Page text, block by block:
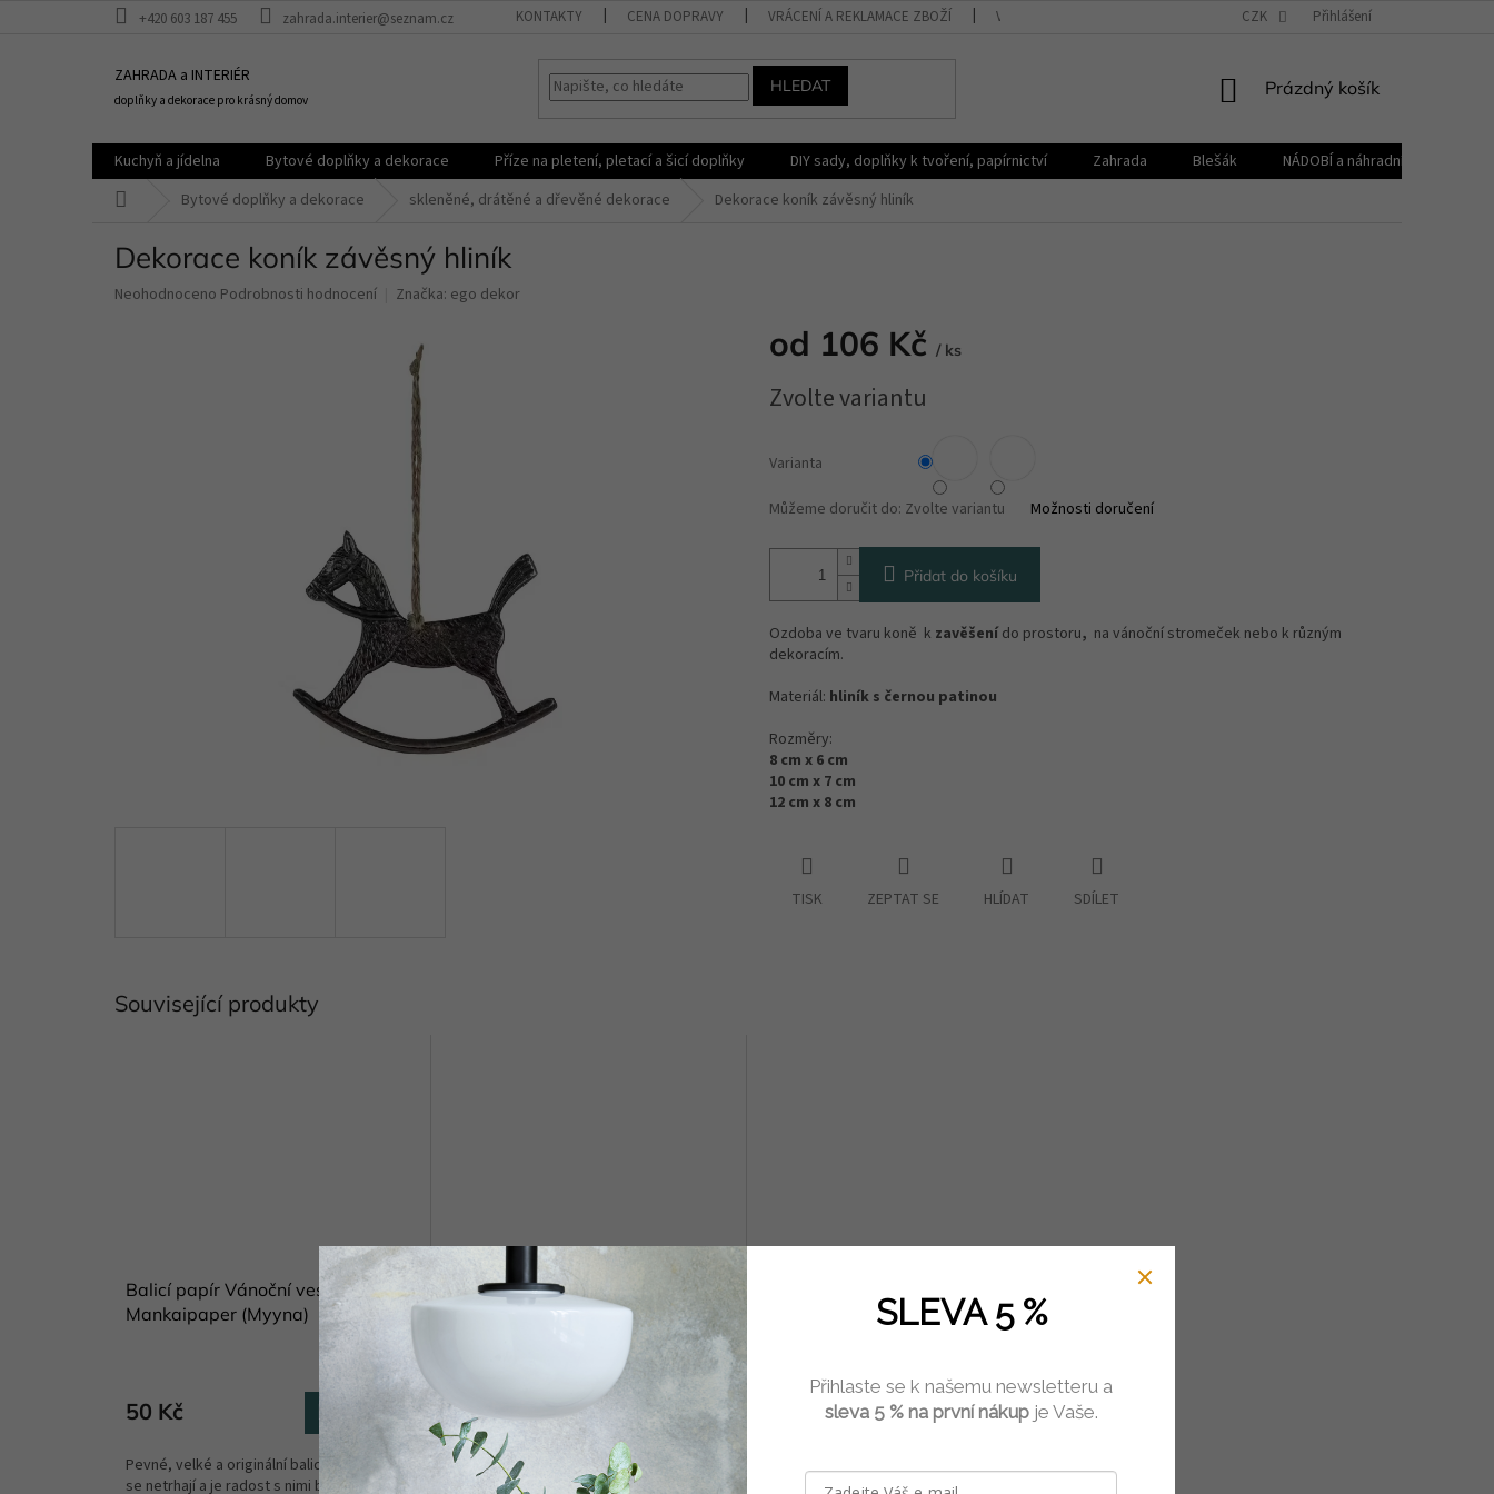
+420 603 187 455 zahrada.interier@seznam.cz KONTAKTY CENA DOPRAVY VRÁCENÍ A REKLAMACE ZBOŽÍ VŠEOBECNÉ OBCHODNÍ PODMÍNKY REKLAMAČNÍ ŘÁD
CZK Přihlášení
ZAHRADA a INTERIÉR
doplňky a dekorace pro krásný domov
HLEDAT
NÁKUPNÍ
Prázdný košík
Kuchyň a jídelna Bytové doplňky a dekorace Příze na pletení, pletací a šicí doplňky DIY sady, doplňky k tvoření, papírnictví Zahrada Blešák
NÁDOBÍ a náhradní díly KELOmat
Bytové doplňky a dekorace skleněné, drátěné a dřevěné dekorace Dekorace koník závěsný hliník
Dekorace koník závěsný hliník
Průměrné
Neohodnoceno Podrobnosti hodnocení Značka: ego dekor
od 106 Kč / ks
cena:
Zvolte variantu
Varianta
Můžeme doručit do: Zvolte variantu Možnosti doručení
Přidat do košíku
Ozdoba ve tvaru koně k zavěšenído prostoru, na vánoční stromeček nebo k různým
dekoracím.
Materiál: hliník s černou patinou
Rozměry:
8 cm x 6 cm
10 cm x 7 cm
12 cm x 8 cm
TISK ZEPTAT SE HLÍDAT SDÍLET
Související produkty
Balicí papír Vánoční vesnička A1
Mankaipaper (Myyna)
Skladem (1 ks)
50 Kč Do košíku
Pevné, velké a originální balicí papíry, které
se netrhají a je radost s nimi balit.
Věnec proutěný tmavý I
Skladem (1 ks)
od329 Kč DETAIL
Věnec upletený z čerstvého vrbového
neloupaného proutí českými košíkáři. U
209 Kč Do košíku
Sada vykrajovátek pro výrobu 3D houpacího
koníka. Hotové perníky můžete ozdobit ...
SLEVA 5 %
Přihlaste se k našemu newsletteru a
sleva 5 % na první nákupje Vaše.